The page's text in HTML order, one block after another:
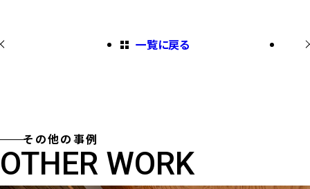
一覧に戻る
その他の事例
OTHER WORK